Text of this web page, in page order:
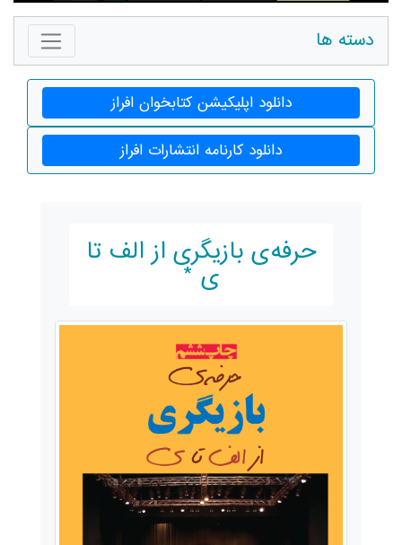
دسته ها
دانلود اپلیکیشن کتابخوان افراز
دانلود کارنامه انتشارات افراز
حرفه‌ی بازیگری از الف تا
ی *